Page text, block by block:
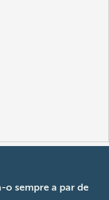
o sempre a par de